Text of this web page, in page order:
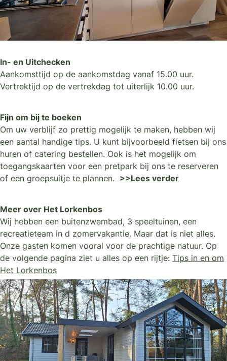
In- en Uitchecken
Aankomsttijd op de aankomstdag vanaf 15.00 uur.
Vertrektijd op de vertrekdag tot uiterlijk 10.00 uur.
Fijn om bij te boeken
Om uw verblijf zo prettig mogelijk te maken, hebben wij
een aantal handige tips. U kunt bijvoorbeeld fietsen bij ons
huren of catering bestellen. Ook is het mogelijk om
toegangskaarten voor een pretpark bij ons te reserveren
of een groepsuitje te plannen. >>Lees verder
Meer over Het Lorkenbos
Wij hebben een buitenzwembad, 3 speeltuinen, een
recreatieteam in d zomervakantie. Maar dat is niet alles.
Onze gasten komen vooral voor de prachtige natuur. Op
de volgende pagina ziet u alles op een rijtje: Tips in en om
Het Lorkenbos